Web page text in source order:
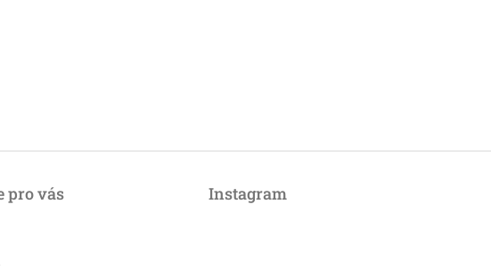
pro vás Instagram